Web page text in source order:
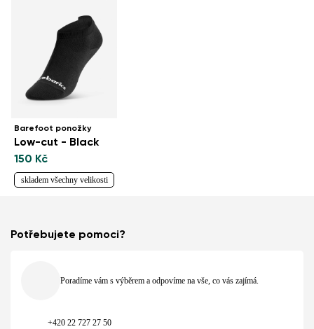
Barefoot ponožky
Low-cut - Black
150 Kč
skladem všechny velikosti
Potřebujete pomoci?
Poradíme vám s výběrem a odpovíme na vše, co vás zajímá.
+420 22 727 27 50